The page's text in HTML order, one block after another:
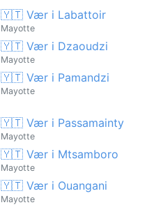
🇾🇹 Vær i Labattoir
Mayotte
🇾🇹 Vær i Dzaoudzi
Mayotte
🇾🇹 Vær i Pamandzi
Mayotte
🇾🇹 Vær i Passamainty
Mayotte
🇾🇹 Vær i Mtsamboro
Mayotte
🇾🇹 Vær i Ouangani
Mayotte